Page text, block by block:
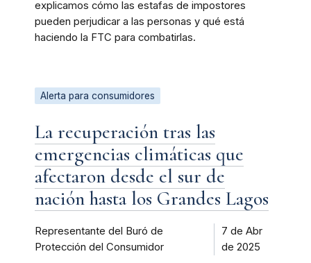
explicamos cómo las estafas de impostores
pueden perjudicar a las personas y qué está
haciendo la FTC para combatirlas.
Alerta para consumidores
La recuperación tras las
emergencias climáticas que
afectaron desde el sur de
nación hasta los Grandes Lagos
Representante del Buró de
Protección del Consumidor
7 de Abr
de 2025